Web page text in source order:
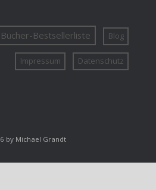
Bestsellerliste Blog
Impressum Datenschutz
by Michael Grandt